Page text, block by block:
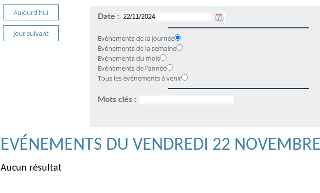
Aujourd'hui
Jour suivant
Date :
Evénements de la journée
Evénements de la semaine
Evénements du mois
Evénements de l'année
Tous les événements à venir
Mots clés :
EVÉNEMENTS DU VENDREDI 22
Aucun résultat